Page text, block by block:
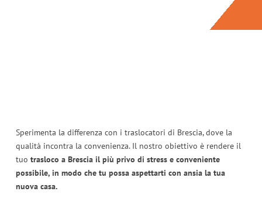
Sperimenta la differenza con i traslocatori di Brescia, dove la
qualità incontra la convenienza. Il nostro obiettivo è rendere il
tuo trasloco a Brescia il più privo di stress e conveniente
possibile, in modo che tu possa aspettarti con ansia la tua
nuova casa.